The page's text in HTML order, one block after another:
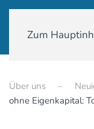
Zum
Über uns
ohne Eigenkapital: